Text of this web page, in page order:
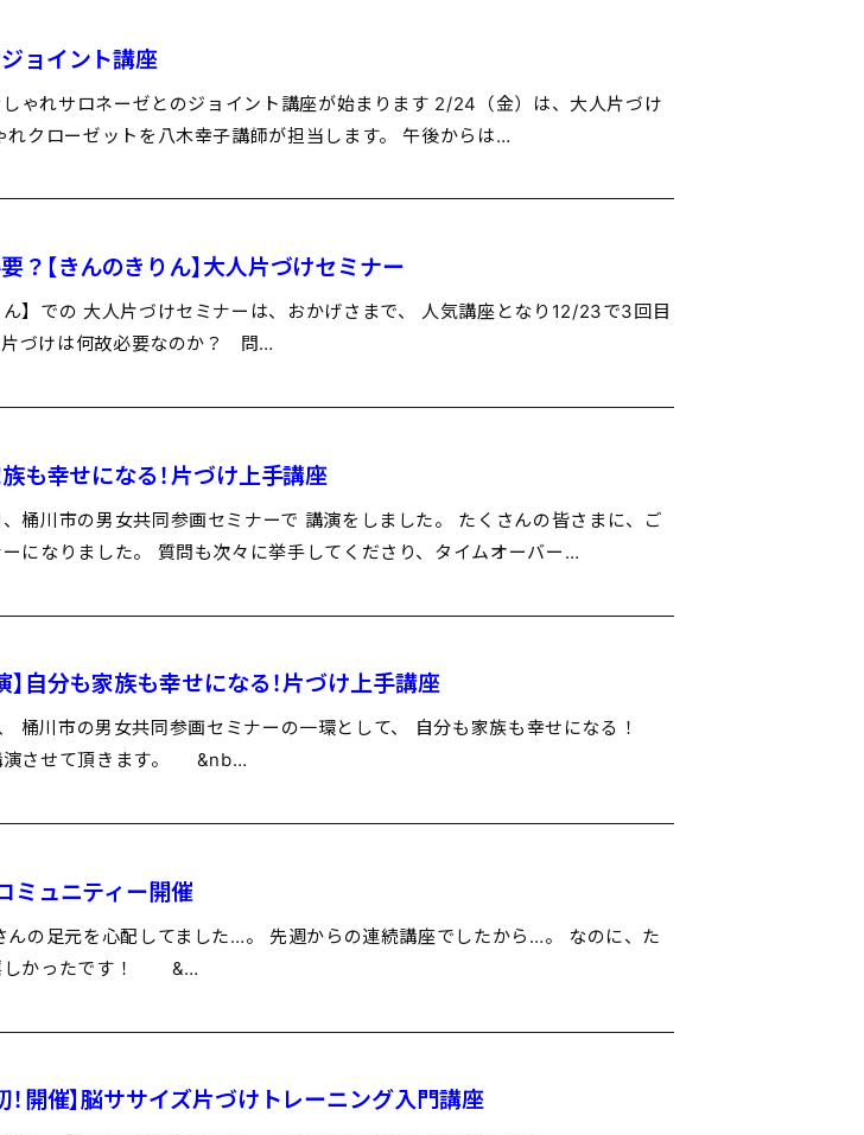
ョイント講座
ゃれサロネーゼとのジョイント講座が始まります 2/24（金）は、大人片づけ
れクローゼットを八木幸子講師が担当します。 午後からは…
？【きんのきりん】大人片づけセミナー
】での 大人片づけセミナーは、おかげさまで、 人気講座となり12/23で3回目
づけは何故必要なのか？ 問…
族も幸せになる！片づけ上手講座
桶川市の男女共同参画セミナーで 講演をしました。 たくさんの皆さまに、ご
になりました。 質問も次々に挙手してくださり、タイムオーバー…
自分も家族も幸せになる！片づけ上手講座
桶川市の男女共同参画セミナーの一環として、 自分も家族も幸せになる！
演させて頂きます。 &nb…
ミュニティー開催
んの足元を心配してました…。 先週からの連続講座でしたから…。 なのに、た
しかったです！ &…
！開催】脳ササイズ片づけトレーニング入門講座